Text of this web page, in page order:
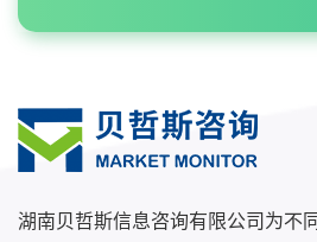
湖南贝哲斯信息咨询有限公司为不